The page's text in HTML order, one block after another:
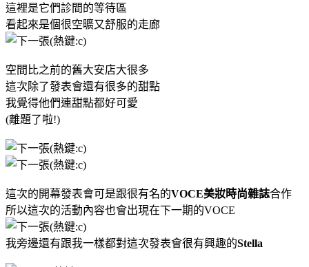
這裡是它們診間的等待區
看起來是個很空曠又舒服的走廊
空間比之前的舊大安店大很多
這次除了發表會還有很多的甜點
我覺得他們連甜點都好可愛
(離題了啦!)
這次的開幕發表會可是跟很有名的VOCE美妝時尚雜誌合作
所以這次的活動內容也會出現在下一期的VOCE
我旁邊還有跟我一樣都對這次發表會很有興趣的Stella